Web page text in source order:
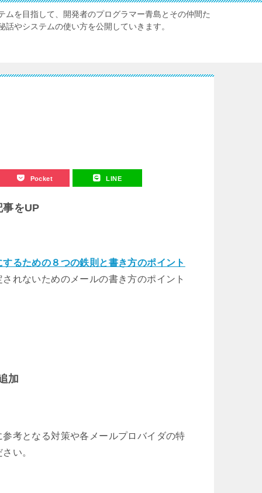
ムを目指して、開発者のプログラマー青島とその仲間た
やシステムの使い方を公開していきます。
Pocket LINE
事をUP
るための８つの鉄則と書き方のポイント
れないためのメールの書き方のポイント
加
考となる対策や各メールプロバイダの特
い。